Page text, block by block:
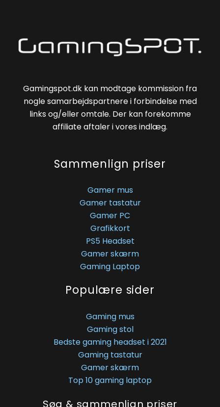
Gamingspot.dk kan modtage kommission fra
nogle samarbejdspartnere i forbindelse med
links og/eller omtale. Der kan forekomme
affiliate aftaler i vores indlæg.
Sammenlign priser
Gamer mus
Gamer tastatur
Gamer PC
Grafikkort
PS5 Headset
Gamer skærm
Gaming Laptop
Populære sider
Gaming mus
Gaming stol
Bedste gaming headset i 2021
Gaming tastatur
Gamer skærm
Top 10 gaming laptop
Søg & sammenlign priser